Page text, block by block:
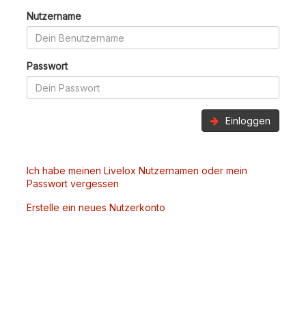
Nutzername
Passwort
Einloggen
Ich habe meinen Livelox Nutzernamen oder mein
Passwort vergessen
Erstelle ein neues Nutzerkonto